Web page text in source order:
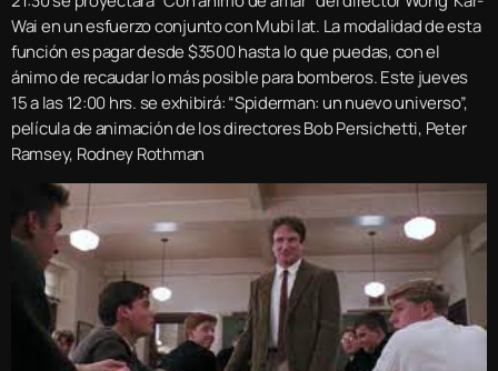
Wai en un esfuerzo conjunto con Mubi lat. La modalidad de esta
función es pagar desde $3500 hasta lo que puedas, con el
ánimo de recaudar lo más posible para bomberos. Este jueves
15 a las 12:00 hrs. se exhibirá: “Spiderman: un nuevo universo”,
película de animación de los directores Bob Persichetti, Peter
Ramsey, Rodney Rothman